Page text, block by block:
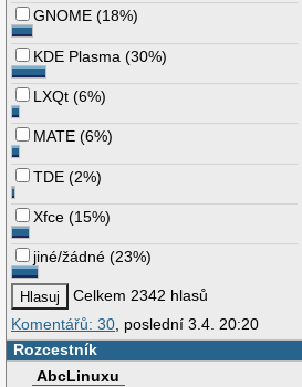
GNOME (18%)
KDE Plasma (30%)
LXQt (6%)
MATE (6%)
TDE (2%)
Xfce (15%)
jiné/žádné (23%)
Celkem 2342 hlasů
Komentářů: 30 , poslední 3.4. 20:20
Rozcestník
AbcLinuxu